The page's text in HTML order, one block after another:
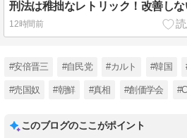
12時間前
#安倍晋三 #自民党 #カルト #韓国
#売国奴 #朝鮮 #真相 #創価学会
このブログのここがポイント